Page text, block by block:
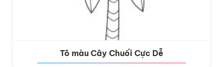
Tô màu Cây Chuối Cực Dễ